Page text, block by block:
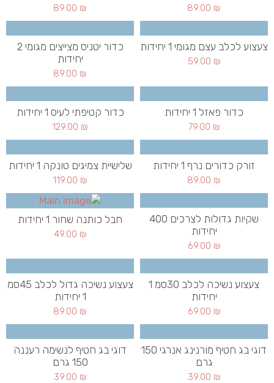
89.00 ₪
89.00 ₪
צעצוע לכלב עצם מגומי 1 יחידות
59.00 ₪
כדור יטניס מצייצים מגומי 2
יחידות
89.00 ₪
כדור פאזל 1 יחידות
79.00 ₪
כדור קטיפתי לעיס 1 יחידות
129.00 ₪
זורק כדורים נרף 1 יחידות
89.00 ₪
שלישיית צמיגים טונקה 1 יחידות
119.00 ₪
שקיות גדולות לצרכים 400
יחידות
69.00 ₪
חבל כותנה שחור 1 יחידות
49.00 ₪
צעצוע נשיכה לכלב 30סמ 1
יחידות
69.00 ₪
צעצוע נשיכה גדול לכלב 45סמ
1 יחידות
89.00 ₪
דוגי בג חטיף מורנינג אנרגי 150
גרם
39.00 ₪
דוגי בג חטיף לנשימה רעננה
150 גרם
39.00 ₪